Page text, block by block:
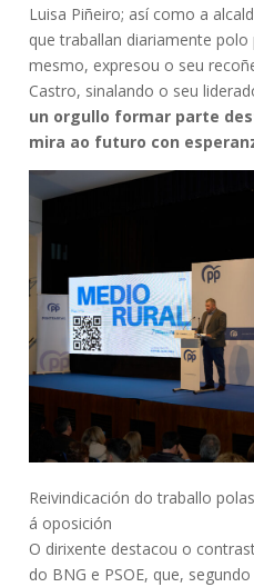
Luisa Piñeiro; así como a
que traballan diariamente
mesmo, expresou o seu
Castro, sinalando o seu
un orgullo formar parte
mira ao futuro con
Reivindicación do traballo
á oposición
O dirixente destacou o
do BNG e PSOE, que,